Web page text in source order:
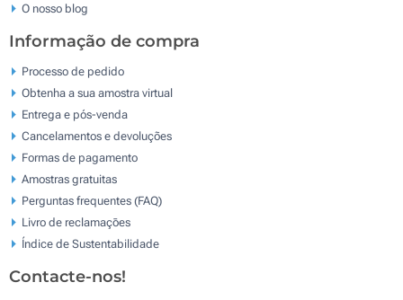
O nosso blog
Informação de compra
Processo de pedido
Obtenha a sua amostra virtual
Entrega e pós-venda
Cancelamentos e devoluções
Formas de pagamento
Amostras gratuitas
Perguntas frequentes (FAQ)
Livro de reclamaçōes
Índice de Sustentabilidade
Contacte-nos!